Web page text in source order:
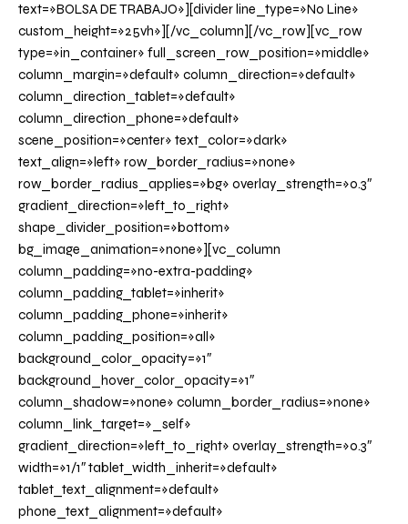
text=»BOLSA DE TRABAJO»][divider line_type=»No Line»
custom_height=»25vh»][/vc_column][/vc_row][vc_row
type=»in_container» full_screen_row_position=»middle»
column_margin=»default» column_direction=»default»
column_direction_tablet=»default»
column_direction_phone=»default»
scene_position=»center» text_color=»dark»
text_align=»left» row_border_radius=»none»
row_border_radius_applies=»bg» overlay_strength=»0.3″
gradient_direction=»left_to_right»
shape_divider_position=»bottom»
bg_image_animation=»none»][vc_column
column_padding=»no-extra-padding»
column_padding_tablet=»inherit»
column_padding_phone=»inherit»
column_padding_position=»all»
background_color_opacity=»1″
background_hover_color_opacity=»1″
column_shadow=»none» column_border_radius=»none»
column_link_target=»_self»
gradient_direction=»left_to_right» overlay_strength=»0.3″
width=»1/1″ tablet_width_inherit=»default»
tablet_text_alignment=»default»
phone_text_alignment=»default»